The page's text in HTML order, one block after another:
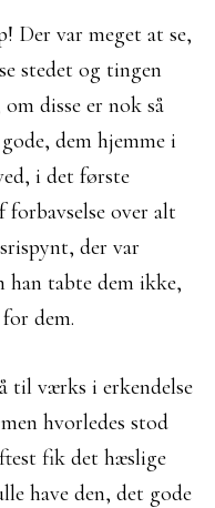
Der var meget at se,
stedet og tingen
disse er nok så
dem hjemme i
i det første
forbavselse over alt
der var
han tabte dem ikke,
dem.
til værks i erkendelse
hvorledes stod
fik det hæslige
have den, det gode